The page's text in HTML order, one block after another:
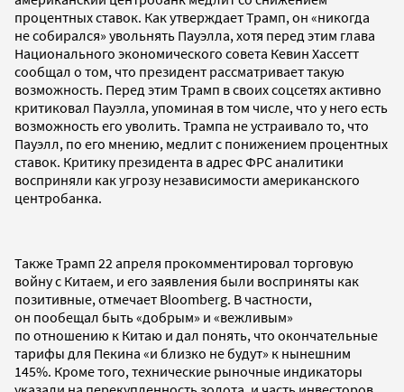
процентных ставок. Как утверждает Трамп, он «никогда
не собирался» увольнять Пауэлла, хотя перед этим глава
Национального экономического совета Кевин Хассетт
сообщал о том, что президент рассматривает такую
возможность. Перед этим Трамп в своих соцсетях активно
критиковал Пауэлла, упоминая в том числе, что у него есть
возможность его уволить. Трампа не устраивало то, что
Пауэлл, по его мнению, медлит с понижением процентных
ставок. Критику президента в адрес ФРС аналитики
восприняли как угрозу независимости американского
центробанка.
Также Трамп 22 апреля прокомментировал торговую
войну с Китаем, и его заявления были восприняты как
позитивные, отмечает Bloomberg. В частности,
он пообещал быть «добрым» и «вежливым»
по отношению к Китаю и дал понять, что окончательные
тарифы для Пекина «и близко не будут» к нынешним
145%. Кроме того, технические рыночные индикаторы